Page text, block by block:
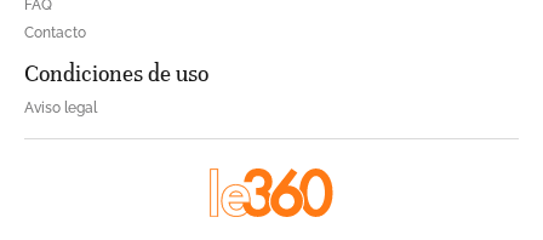
FAQ
Contacto
Condiciones de uso
Aviso legal